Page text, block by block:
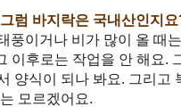
럼 바지락은 국내산인지요
풍이거나 비가 많이 올 때
이후로는 작업을 안 해요.
양식이 되나 봐요. 그리
모르겠어요.